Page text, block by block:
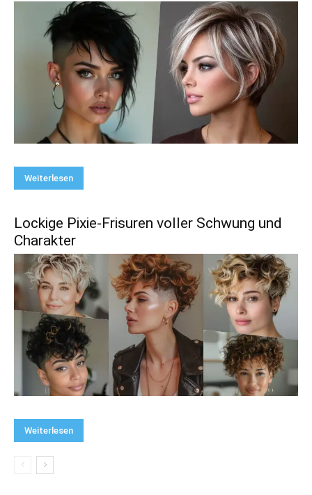
Weiterlesen
Lockige Pixie-Frisuren voller Schwung und
Charakter
Weiterlesen